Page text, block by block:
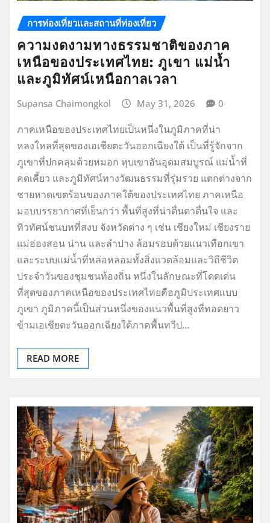
การท่องเที่ยวและสถานที่ท่องเที่ยว
ความงดงามทางธรรมชาติของภาค
เหนือของประเทศไทย: ภูเขา แม่น้ำ
และภูมิทัศน์เหนือกาลเวลา
Supansa Chaimongkol May 31, 2026 0
ภาคเหนือของประเทศไทยเป็นหนึ่งในภูมิภาคที่น่า
หลงใหลที่สุดของเอเชียตะวันออกเฉียงใต้ เป็นที่รู้จักจาก
ภูเขาที่ปกคลุมด้วยหมอก หุบเขาอันอุดมสมบูรณ์ แม่น้ำที่
คดเคี้ยว และภูมิทัศน์ทางวัฒนธรรมที่รุ่มรวย แตกต่างจาก
ชายหาดเขตร้อนของภาคใต้ของประเทศไทย ภาคเหนือ
มอบบรรยากาศที่เย็นกว่า พื้นที่สูงที่น่าตื่นตาตื่นใจ และ
ทิวทัศน์ชนบทที่สงบ จังหวัดต่าง ๆ เช่น เชียงใหม่ เชียงราย
แม่ฮ่องสอน น่าน และลำปาง ล้อมรอบด้วยแนวเทือกเขา
และระบบแม่น้ำที่หล่อหลอมทั้งสิ่งแวดล้อมและวิถีชีวิต
ประจำวันของชุมชนท้องถิ่น หนึ่งในลักษณะที่โดดเด่น
ที่สุดของภาคเหนือของประเทศไทยคือภูมิประเทศแบบ
ภูเขา ภูมิภาคนี้เป็นส่วนหนึ่งของแนวพื้นที่สูงที่ทอดยาว
ข้ามเอเชียตะวันออกเฉียงใต้ภาคพื้นทวีป…
READ MORE